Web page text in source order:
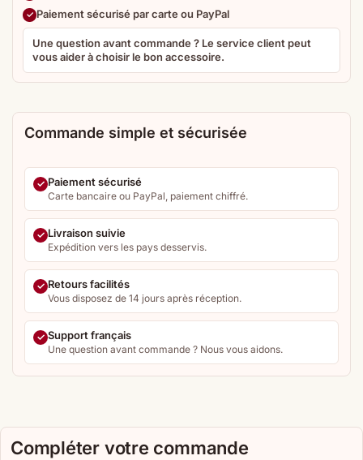
Paiement sécurisé par carte ou PayPal
Une question avant commande ? Le service client peut
vous aider à choisir le bon accessoire.
Commande simple et sécurisée
Paiement sécurisé
Carte bancaire ou PayPal, paiement chiffré.
Livraison suivie
Expédition vers les pays desservis.
Retours facilités
Vous disposez de 14 jours après réception.
Support français
Une question avant commande ? Nous vous aidons.
Compléter votre commande